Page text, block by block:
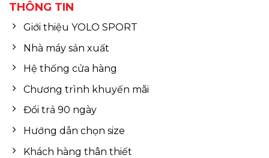
THÔNG TIN
Giới thiệu YOLO SPORT
Nhà máy sản xuất
Hệ thống cửa hàng
Chương trình khuyến mãi
Đổi trả 90 ngày
Hướng dẫn chọn size
Khách hàng thân thiết